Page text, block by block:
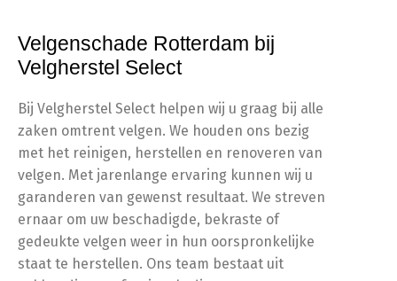
Velgenschade Rotterdam bij
Velgherstel Select
Bij Velgherstel Select helpen wij u graag bij alle
zaken omtrent velgen. We houden ons bezig
met het reinigen, herstellen en renoveren van
velgen. Met jarenlange ervaring kunnen wij u
garanderen van gewenst resultaat. We streven
ernaar om uw beschadigde, bekraste of
gedeukte velgen weer in hun oorspronkelijke
staat te herstellen. Ons team bestaat uit